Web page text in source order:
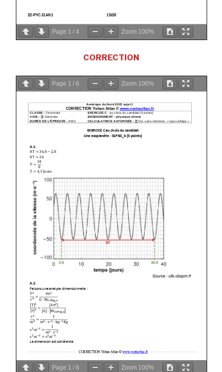
Page 1 / 4 Zoom 100%
CORRECTION
Page 1 / 6 Zoom 100%
Page 1 / 6 Zoom 100%